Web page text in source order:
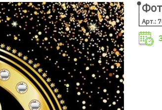
Арт.: